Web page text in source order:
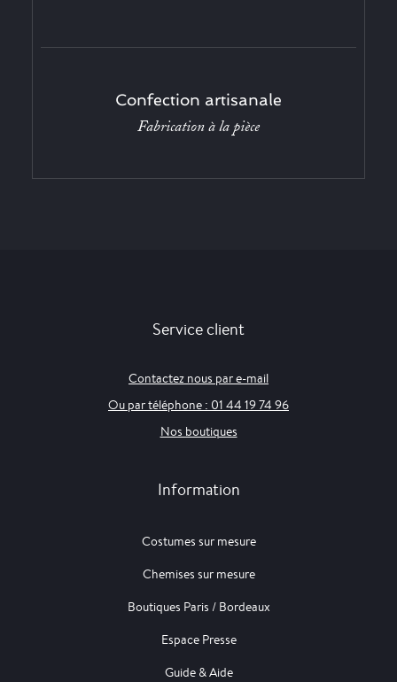
Confection artisanale
Fabrication à la pièce
Service client
Contactez nous par e-mail
Ou par téléphone : 01 44 19 74 96
Nos boutiques
Information
Costumes sur mesure
Chemises sur mesure
Boutiques Paris / Bordeaux
Espace Presse
Guide & Aide